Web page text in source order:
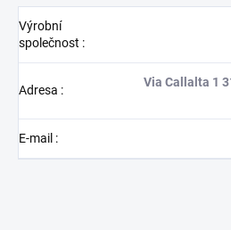
Výrobní
společnost :
Adresa :
Via Callalta 1
E-mail :